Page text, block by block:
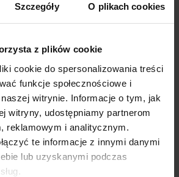
Szczegóły O plikach cookies
z plików cookie
cookie do spersonalizowania treści
funkcje społecznościowe i
witrynie. Informacje o tym, jak
witryny, udostępniamy partnerom
reklamowym i analitycznym.
te informacje z innymi danymi
lub uzyskanymi podczas
89 Marszałkowska Street
Minimum
lease term:
6 days